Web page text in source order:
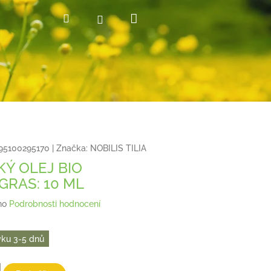
HledatPřihlášení
košík
Značka: NOBILIS TILIA
OLEJ BIO
10 ML
Podrobnosti hodnocení
3-5 dnů